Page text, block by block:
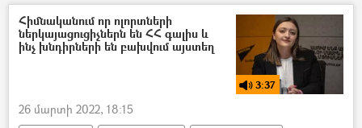
Խաղաղապահներն Արցախում
Հիմնականում որ ոլորտների
ներկայացուցիչներն են ՀՀ գալիս և
ինչ խնդիրների են բախվում այստեղ
3:37
26 մարտի 2022, 18:15